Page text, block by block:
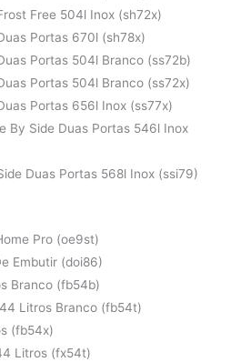
Free 504l Inox (sh72x)
Portas 670l (sh78x)
Portas 504l Branco (ss72b)
Portas 504l Branco (ss72x)
Portas 656l Inox (ss77x)
By Side Duas Portas 546l Inox
Duas Portas 568l Inox (ssi79)
Pro (oe9st)
Embutir (doi86)
Branco (fb54b)
Litros Branco (fb54t)
(fb54x)
Litros (fx54t)